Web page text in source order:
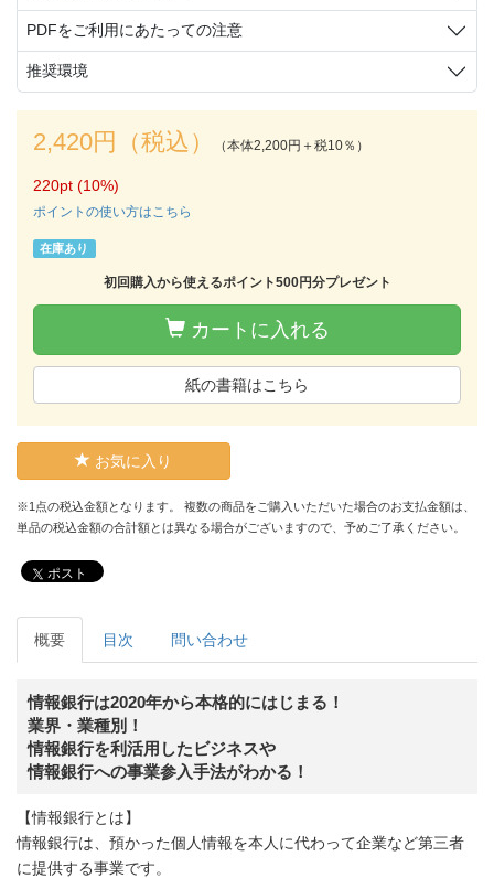
PDFをご利用にあたっての注意
推奨環境
2,420円（税込） （本体2,200円＋税10％）
220pt (10%)
ポイントの使い方はこちら
在庫あり
初回購入から使えるポイント500円分プレゼント
カートに入れる
紙の書籍はこちら
お気に入り
※1点の税込金額となります。 複数の商品をご購入いただいた場合のお支払金額は、
単品の税込金額の合計額とは異なる場合がございますので、予めご了承ください。
ポスト
概要 目次 問い合わせ
情報銀行は2020年から本格的にはじまる！
業界・業種別！
情報銀行を利活用したビジネスや
情報銀行への事業参入手法がわかる！
【情報銀行とは】
情報銀行は、預かった個人情報を本人に代わって企業など第三者
に提供する事業です。